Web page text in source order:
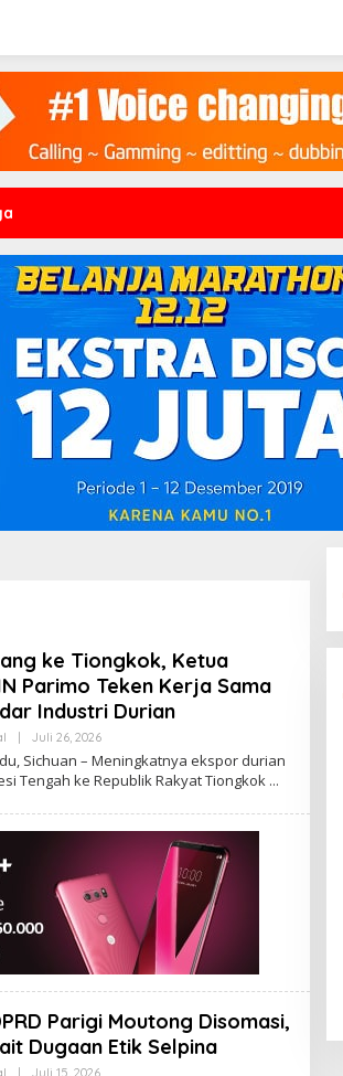
ke Tiongkok, Ketua
Parimo Teken Kerja Sama
Industri Durian
Juli 26, 2026Oleh
Insidemagz
Sichuan – Meningkatnya ekspor durian
Tengah ke Republik Rakyat Tiongkok
Parigi Moutong Disomasi,
Dugaan Etik Selpina
Juli 15, 2026Oleh